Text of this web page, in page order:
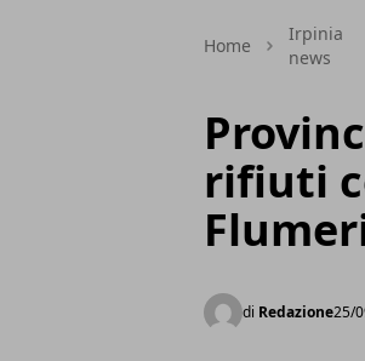
Home
Irpinia
news
rifiuti
di Redazione25/